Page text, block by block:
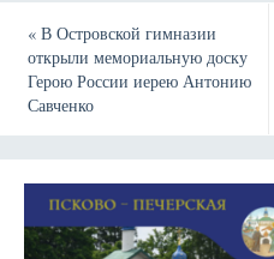
«В Островской гимназии
открыли мемориальную доску
Герою России иерею Антонию
Савченко